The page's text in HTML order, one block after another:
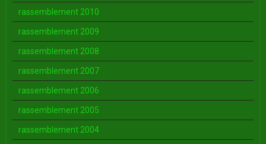
rassemblement 2010
rassemblement 2009
rassemblement 2008
rassemblement 2007
rassemblement 2006
rassemblement 2005
rassemblement 2004